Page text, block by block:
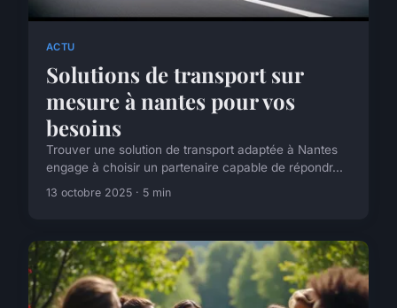
ACTU
Solutions de transport sur
mesure à nantes pour vos
besoins
Trouver une solution de transport adaptée à Nantes
engage à choisir un partenaire capable de répondr...
13 octobre 2025 · 5 min